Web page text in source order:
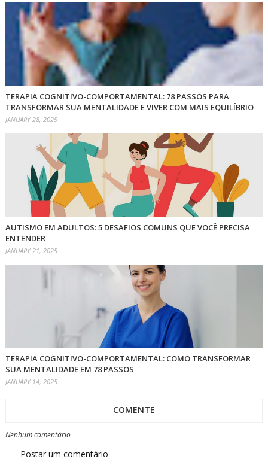
TERAPIA COGNITIVO-COMPORTAMENTAL: 78 PASSOS PARA
TRANSFORMAR SUA MENTALIDADE E VIVER COM MAIS EQUILÍBRIO
JANUARY 28, 2025
AUTISMO EM ADULTOS: 5 DESAFIOS COMUNS QUE VOCÊ PRECISA
ENTENDER
JANUARY 21, 2025
TERAPIA COGNITIVO-COMPORTAMENTAL: COMO TRANSFORMAR
SUA MENTALIDADE EM 78 PASSOS
JANUARY 14, 2025
COMENTE
Nenhum comentário
Postar um comentário